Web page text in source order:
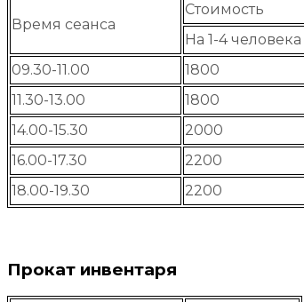
Время сеанса
Стоимость
На 1-4 человека
09.30-11.00
1800
11.30-13.00
1800
14.00-15.30
2000
16.00-17.30
2200
18.00-19.30
2200
Прокат инвентаря